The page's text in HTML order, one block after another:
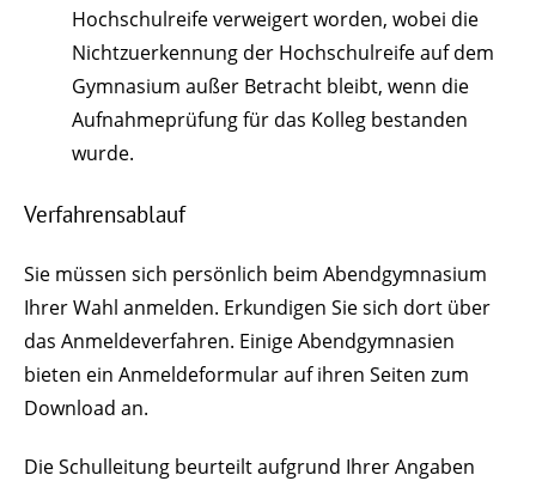
Hochschulreife verweigert worden, wobei die
Nichtzuerkennung der Hochschulreife auf dem
Gymnasium außer Betracht bleibt, wenn die
Aufnahmeprüfung für das Kolleg bestanden
wurde.
Verfahrensablauf
Sie müssen sich persönlich beim Abendgymnasium
Ihrer Wahl anmelden. Erkundigen Sie sich dort über
das Anmeldeverfahren. Einige Abendgymnasien
bieten ein Anmeldeformular auf ihren Seiten zum
Download an.
Die Schulleitung beurteilt aufgrund Ihrer Angaben